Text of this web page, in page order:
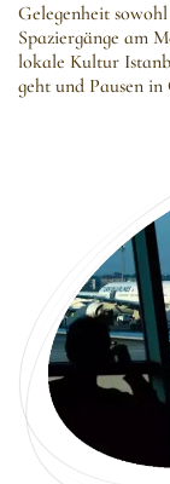
Gelegenheit
Spaziergänge am
lokale Kultur
geht und Pausen